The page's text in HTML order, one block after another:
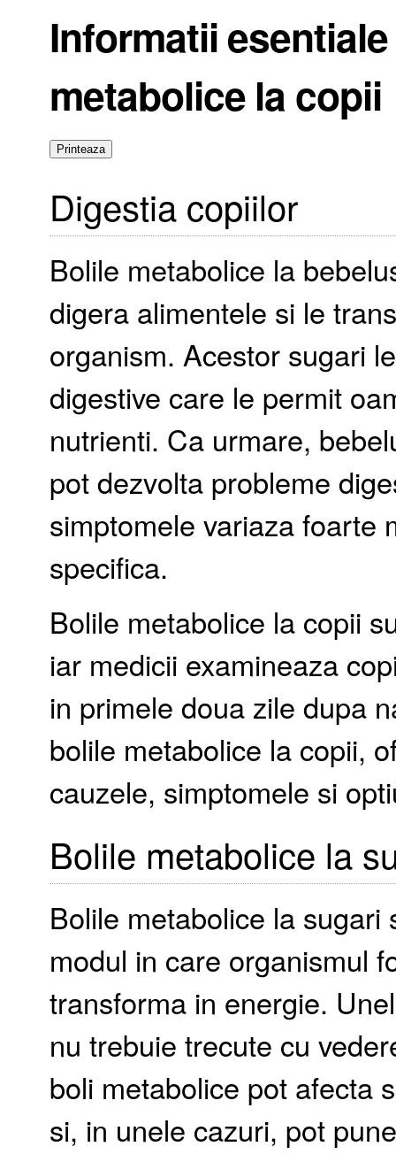
Informatii
metabolice la copii
Digestia copiilor
Bolile metabolice la
digera alimentele si le
organism. Acestor sugari
digestive care le permit
nutrienti. Ca urmare,
pot dezvolta probleme
simptomele variaza foarte
specifica.
Bolile metabolice la copii
iar medicii examineaza
in primele doua zile dupa
bolile metabolice la copii,
cauzele, simptomele si
Bolile metabolice la
Bolile metabolice la
modul in care organismul
transforma in energie.
nu trebuie trecute cu
boli metabolice pot afecta
si, in unele cazuri, pot